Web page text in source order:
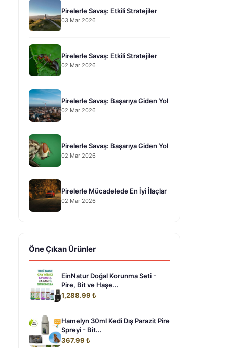
Pirelerle Savaş: Etkili Stratejiler
03 Mar 2026
Pirelerle Savaş: Etkili Stratejiler
02 Mar 2026
Pirelerle Savaş: Başarıya Giden Yol
02 Mar 2026
Pirelerle Savaş: Başarıya Giden Yol
02 Mar 2026
Pirelerle Mücadelede En İyi İlaçlar
02 Mar 2026
Öne Çıkan Ürünler
EinNatur Doğal Korunma Seti -
Pire, Bit ve Haşe...
1,288.99 ₺
Hamelyn 30ml Kedi Dış Parazit Pire
Spreyi - Bit...
367.99 ₺